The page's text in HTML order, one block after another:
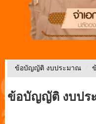
ข้อบัญญัติ งบประมาณ /
ข้อบัญญัติ งบปร